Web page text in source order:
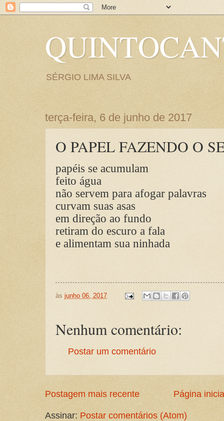
SÉRGIO LIMA SILVA
terça-feira, 6 de junho de 2017
O PAPEL FAZENDO O
papéis se acumulam
feito água
não servem para afogar palavras
curvam suas asas
em direção ao fundo
retiram do escuro a fala
e alimentam sua ninhada
às junho 06, 2017
Nenhum comentário:
Postar um comentário
Postagem mais recente Página
Assinar: Postar comentários (Atom)